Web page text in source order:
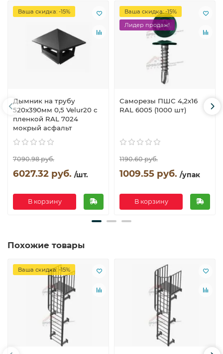
Ваша скидка: -15%
Дымник на трубу
520х390мм 0,5 Velur20 с
пленкой RAL 7024
мокрый асфальт
7090.98 руб.
6027.32 руб. /шт.
В корзину
Ваша скидка: -15%
Лидер продаж!
Саморезы ПШС 4,2х16
RAL 6005 (1000 шт)
1190.60 руб.
1009.55 руб. /упак
В корзину
Похожие товары
Ваша скидка: -15%